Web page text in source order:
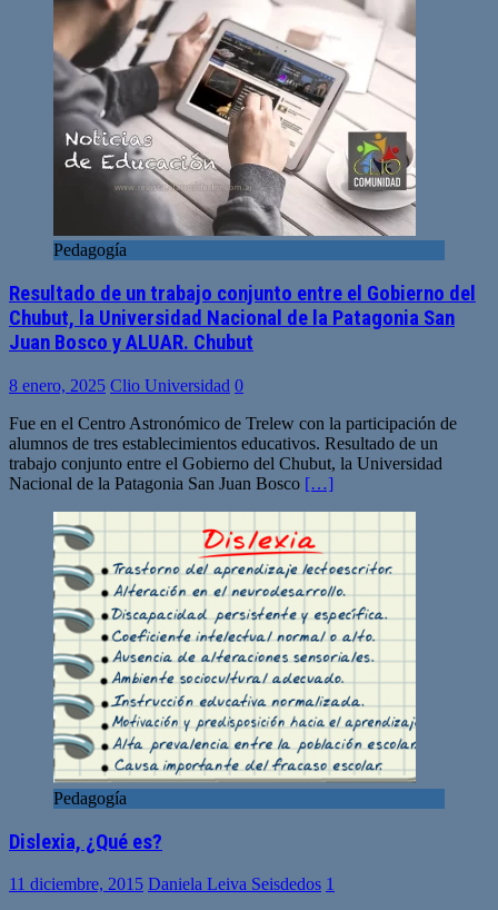
Pedagogía
Resultado de un trabajo conjunto entre el Gobierno del
Chubut, la Universidad Nacional de la Patagonia San
Juan Bosco y ALUAR. Chubut
8 enero, 2025 Clio Universidad 0
Fue en el Centro Astronómico de Trelew con la participación de
alumnos de tres establecimientos educativos. Resultado de un
trabajo conjunto entre el Gobierno del Chubut, la Universidad
Nacional de la Patagonia San Juan Bosco […]
Pedagogía
Dislexia, ¿Qué es?
11 diciembre, 2015 Daniela Leiva Seisdedos 1